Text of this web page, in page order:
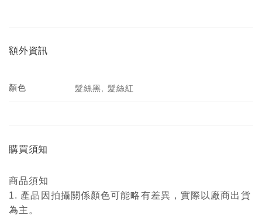
額外資訊
顏色 髮絲黑, 髮絲紅
購買須知
商品須知
1. 產品因拍攝關係顏色可能略有差異，實際以廠商出貨
為主。